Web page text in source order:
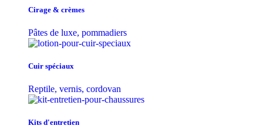
Cirage & crèmes
Pâtes de luxe, pommadiers
Cuir spéciaux
Reptile, vernis, cordovan
Kits d'entretien